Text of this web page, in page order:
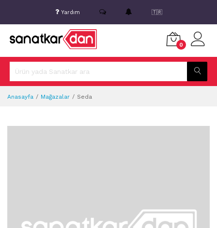
Yardım 🇹🇷
0
Anasayfa Mağazalar Seda